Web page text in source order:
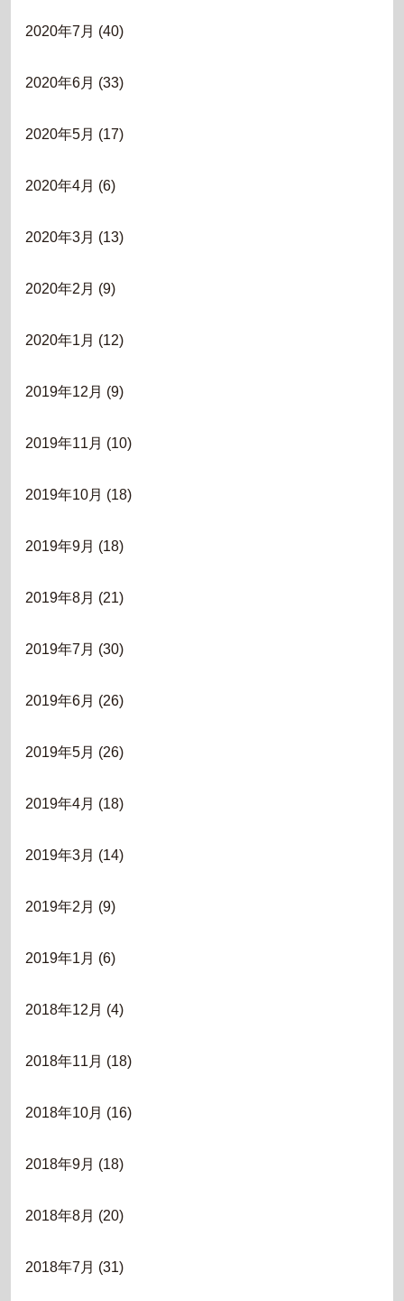
2020年7月 (40)
2020年6月 (33)
2020年5月 (17)
2020年4月 (6)
2020年3月 (13)
2020年2月 (9)
2020年1月 (12)
2019年12月 (9)
2019年11月 (10)
2019年10月 (18)
2019年9月 (18)
2019年8月 (21)
2019年7月 (30)
2019年6月 (26)
2019年5月 (26)
2019年4月 (18)
2019年3月 (14)
2019年2月 (9)
2019年1月 (6)
2018年12月 (4)
2018年11月 (18)
2018年10月 (16)
2018年9月 (18)
2018年8月 (20)
2018年7月 (31)